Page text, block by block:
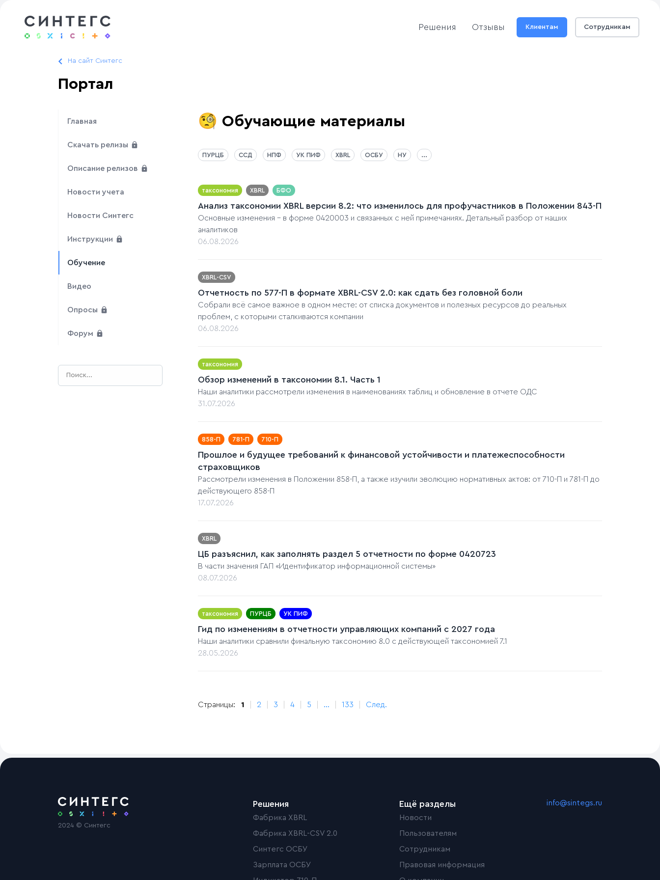
Решения Отзывы Клиентам Сотрудникам
На сайт Синтегс
Портал
Главная
Скачать релизы
Описание релизов
Новости учета
Новости Синтегс
Инструкции
Обучение
Видео
Опросы
Форум
🧐 Обучающие материалы
ПУРЦБ ССД НПФ УК ПИФ XBRL ОСБУ НУ ...
таксономия XBRL БФО
Анализ таксономии XBRL версии 8.2: что изменилось для профучастников в Положении 843-П
Основные изменения - в форме 0420003 и связанных с ней примечаниях. Детальный разбор от наших
аналитиков
06.08.2026
XBRL-CSV
Отчетность по 577-П в формате XBRL-CSV 2.0: как сдать без головной боли
Собрали всё самое важное в одном месте: от списка документов и полезных ресурсов до реальных
проблем, с которыми сталкиваются компании
06.08.2026
таксономия
Обзор изменений в таксономии 8.1. Часть 1
Наши аналитики рассмотрели изменения в наименованиях таблиц и обновление в отчете ОДС
31.07.2026
858-П 781-П 710-П
Прошлое и будущее требований к финансовой устойчивости и платежеспособности
страховщиков
Рассмотрели изменения в Положении 858-П, а также изучили эволюцию нормативных актов: от 710-П и 781-П до
действующего 858-П
17.07.2026
XBRL
ЦБ разъяснил, как заполнять раздел 5 отчетности по форме 0420723
В части значения ГАП «Идентификатор информационной системы»
08.07.2026
таксономия ПУРЦБ УК ПИФ
Гид по изменениям в отчетности управляющих компаний с 2027 года
Наши аналитики сравнили финальную таксономию 8.0 с действующей таксономией 7.1
28.05.2026
Страницы: 1 2 3 4 5 ... 133 След.
2024 © Синтегс
Решения
Фабрика XBRL
Фабрика XBRL-CSV 2.0
Синтегс ОСБУ
Зарплата ОСБУ
Ещё разделы
Новости
Пользователям
Сотрудникам
Правовая информация
info@sintegs.ru